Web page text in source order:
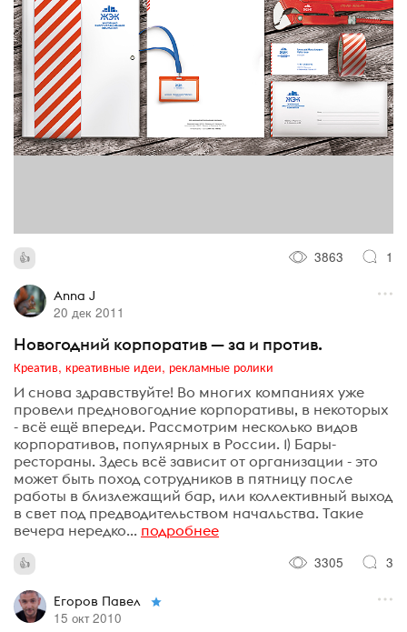
3863 1
Anna J
20 дек 2011
Новогодний корпоратив — за и против.
Креатив, креативные идеи, рекламные ролики
И снова здравствуйте! Во многих компаниях уже
провели предновогодние корпоративы, в некоторых
- всё ещё впереди. Рассмотрим несколько видов
корпоративов, популярных в России. 1) Бары-
рестораны. Здесь всё зависит от организации - это
может быть поход сотрудников в пятницу после
работы в близлежащий бар, или коллективный выход
в свет под предводительством начальства. Такие
вечера нередко... подробнее
3305
3
Егоров Павел
15 окт 2010